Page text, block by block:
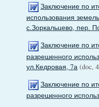
Заключение по
использования
с.Зоркальцево, пер.
Заключение по
разрешенного
ул.Кедровая, 7а (doc,
Заключение по
разрешенного